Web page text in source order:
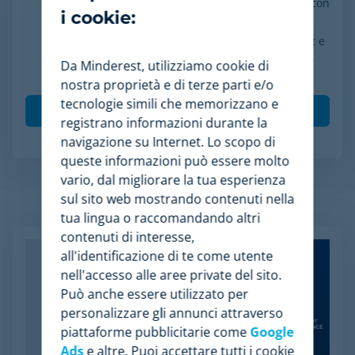
l'informativa sulla privacy, acconsento a ricevere
comunicazioni di marketing da parte di Minderest e
comprendo che le mie interazioni (aperture e clic)
saranno tracciate per personalizzare i contenuti.
Articoli Relazionati
i cookie:
Da Minderest, utilizziamo cookie di
nostra proprietà e di terze parti e/o
tecnologie simili che memorizzano e
registrano informazioni durante la
navigazione su Internet. Lo scopo di
queste informazioni può essere molto
vario, dal migliorare la tua esperienza
sul sito web mostrando contenuti nella
tua lingua o raccomandando altri
contenuti di interesse,
all'identificazione di te come utente
nell'accesso alle aree private del sito.
Può anche essere utilizzato per
personalizzare gli annunci attraverso
piattaforme pubblicitarie come Google
Adse altre. Puoi accettare tutti i cookie